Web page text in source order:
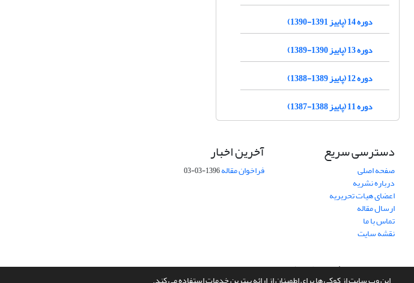
دوره 14 (پاییز 1391-1390)
دوره 13 (پاییز 1390-1389)
دوره 12 (پاییز 1389-1388)
دوره 11 (پاییز 1388-1387)
دسترسی سریع
صفحه اصلی
درباره نشریه
اعضای هیات تحریریه
ارسال مقاله
تماس با ما
نقشه سایت
آخرین اخبار
فراخوان مقاله1396-03-03
سامانه مدیریت نشریات علمی.طراحی و پیاده سازی ازسیناوب